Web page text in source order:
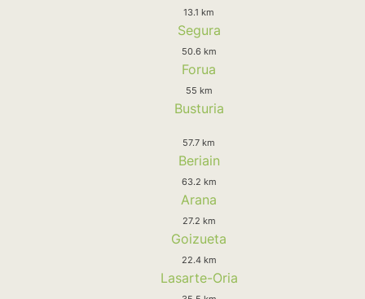
13.1 km
Segura
50.6 km
Forua
55 km
Busturia
57.7 km
Beriain
63.2 km
Arana
27.2 km
Goizueta
22.4 km
Lasarte-Oria